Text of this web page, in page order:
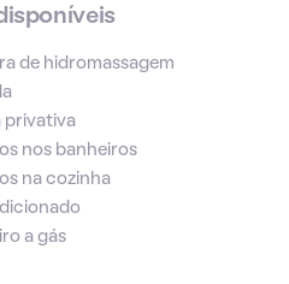
de hidromassagem
privativa
nos banheiros
na cozinha
a gás